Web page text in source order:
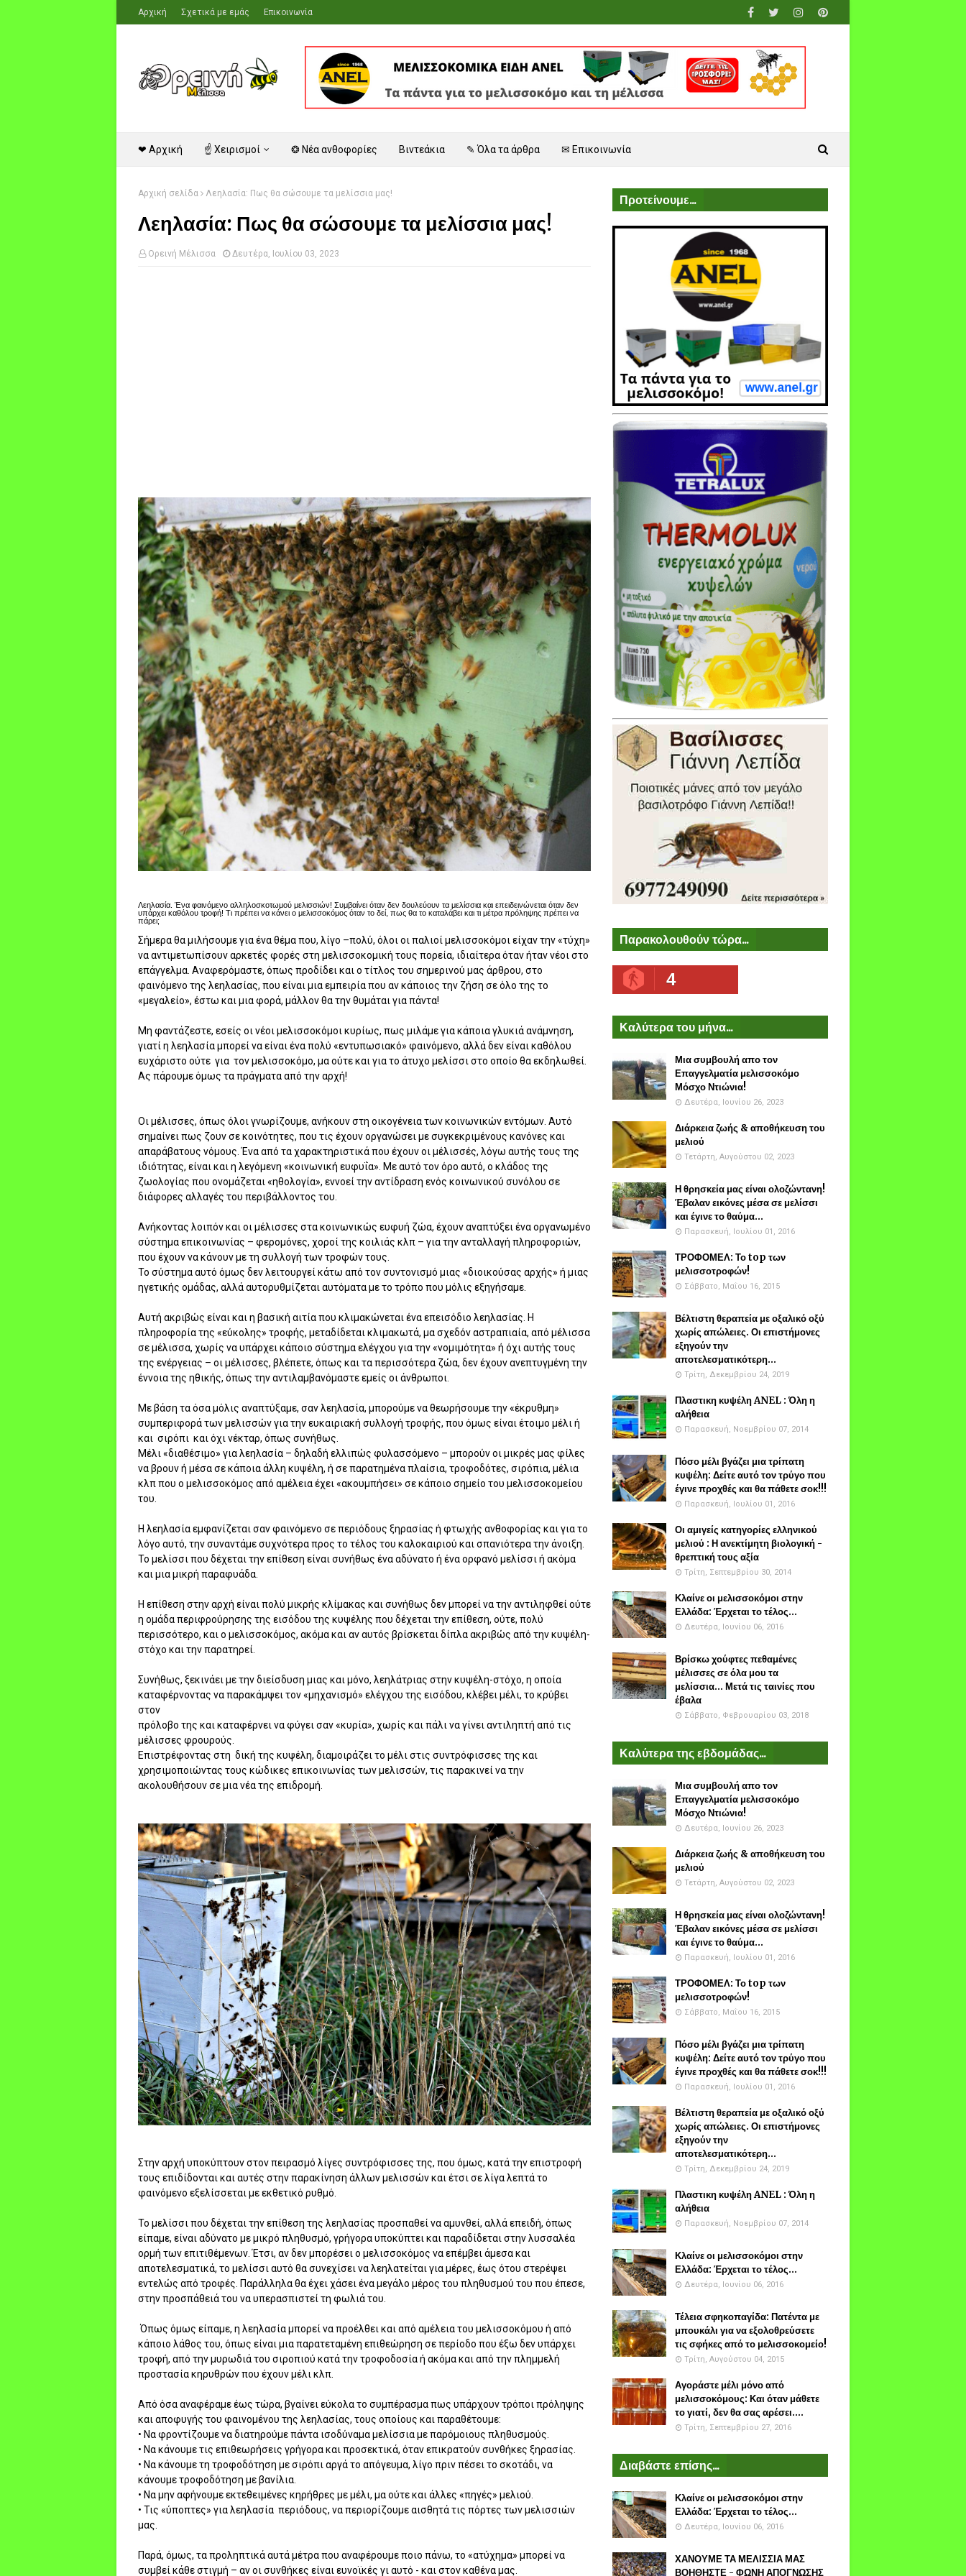
Αρχική Σχετικά με εμάς Επικοινωνία
❤ Αρχική ☝ Χειρισμοί ❂ Νέα ανθοφορίες Βιντεάκια ✎ Όλα τα άρθρα ✉ Επικοινωνία
Αρχική σελίδα Λεηλασία: Πως θα σώσουμε τα μελίσσια μας!
Λεηλασία: Πως θα σώσουμε τα μελίσσια μας!
Ορεινή Μέλισσα Δευτέρα, Ιουλίου 03, 2023
Λεηλασία. Ένα φαινόμενο αλληλοσκοτωμού μελισσιών! Συμβαίνει όταν δεν δουλεύουν τα μελίσσια και επειδεινώνεται όταν δεν
υπάρχει καθόλου τροφή! Τι πρέπει να κάνει ο μελισσοκόμος όταν το δεί, πως θα το καταλάβει και τι μέτρα πρόληψης πρέπει να
πάρει;
Σήμερα θα μιλήσουμε για ένα θέμα που, λίγο –πολύ, όλοι οι παλιοί μελισσοκόμοι είχαν την «τύχη»
να αντιμετωπίσουν αρκετές φορές στη μελισσοκομική τους πορεία, ιδιαίτερα όταν ήταν νέοι στο
επάγγελμα. Αναφερόμαστε, όπως προδίδει και ο τίτλος του σημερινού μας άρθρου, στο
φαινόμενο της λεηλασίας, που είναι μια εμπειρία που αν κάποιος την ζήση σε όλο της το
«μεγαλείο», έστω και μια φορά, μάλλον θα την θυμάται για πάντα!
Μη φαντάζεστε, εσείς οι νέοι μελισσοκόμοι κυρίως, πως μιλάμε για κάποια γλυκιά ανάμνηση,
γιατί η λεηλασία μπορεί να είναι ένα πολύ «εντυπωσιακό» φαινόμενο, αλλά δεν είναι καθόλου
ευχάριστο ούτε για τον μελισσοκόμο, μα ούτε και για το άτυχο μελίσσι στο οποίο θα εκδηλωθεί.
Ας πάρουμε όμως τα πράγματα από την αρχή!
Οι μέλισσες, όπως όλοι γνωρίζουμε, ανήκουν στη οικογένεια των κοινωνικών εντόμων. Αυτό
σημαίνει πως ζουν σε κοινότητες, που τις έχουν οργανώσει με συγκεκριμένους κανόνες και
απαράβατους νόμους. Ένα από τα χαρακτηριστικά που έχουν οι μέλισσές, λόγω αυτής τους της
ιδιότητας, είναι και η λεγόμενη «κοινωνική ευφυΐα». Με αυτό τον όρο αυτό, ο κλάδος της
ζωολογίας που ονομάζεται «ηθολογία», εννοεί την αντίδραση ενός κοινωνικού συνόλου σε
διάφορες αλλαγές του περιβάλλοντος του.
Ανήκοντας λοιπόν και οι μέλισσες στα κοινωνικώς ευφυή ζώα, έχουν αναπτύξει ένα οργανωμένο
σύστημα επικοινωνίας – φερομόνες, χοροί της κοιλιάς κλπ – για την ανταλλαγή πληροφοριών,
που έχουν να κάνουν με τη συλλογή των τροφών τους.
Το σύστημα αυτό όμως δεν λειτουργεί κάτω από τον συντονισμό μιας «διοικούσας αρχής» ή μιας
ηγετικής ομάδας, αλλά αυτορυθμίζεται αυτόματα με το τρόπο που μόλις εξηγήσαμε.
Αυτή ακριβώς είναι και η βασική αιτία που κλιμακώνεται ένα επεισόδιο λεηλασίας. Η
πληροφορία της «εύκολης» τροφής, μεταδίδεται κλιμακωτά, μα σχεδόν αστραπιαία, από μέλισσα
σε μέλισσα, χωρίς να υπάρχει κάποιο σύστημα ελέγχου για την «νομιμότητα» ή όχι αυτής τους
της ενέργειας – οι μέλισσες, βλέπετε, όπως και τα περισσότερα ζώα, δεν έχουν ανεπτυγμένη την
έννοια της ηθικής, όπως την αντιλαμβανόμαστε εμείς οι άνθρωποι.
Με βάση τα όσα μόλις αναπτύξαμε, σαν λεηλασία, μπορούμε να θεωρήσουμε την «έκρυθμη»
συμπεριφορά των μελισσών για την ευκαιριακή συλλογή τροφής, που όμως είναι έτοιμο μέλι ή
και σιρόπι και όχι νέκταρ, όπως συνήθως.
Μέλι «διαθέσιμο» για λεηλασία – δηλαδή ελλιπώς φυλασσόμενο – μπορούν οι μικρές μας φίλες
να βρουν ή μέσα σε κάποια άλλη κυψέλη, ή σε παρατημένα πλαίσια, τροφοδότες, σιρόπια, μέλια
κλπ που ο μελισσοκόμος από αμέλεια έχει «ακουμπήσει» σε κάποιο σημείο του μελισσοκομείου
του.
Η λεηλασία εμφανίζεται σαν φαινόμενο σε περιόδους ξηρασίας ή φτωχής ανθοφορίας και για το
λόγο αυτό, την συναντάμε συχνότερα προς το τέλος του καλοκαιριού και σπανιότερα την άνοιξη.
Το μελίσσι που δέχεται την επίθεση είναι συνήθως ένα αδύνατο ή ένα ορφανό μελίσσι ή ακόμα
και μια μικρή παραφυάδα.
Η επίθεση στην αρχή είναι πολύ μικρής κλίμακας και συνήθως δεν μπορεί να την αντιληφθεί ούτε
η ομάδα περιφρούρησης της εισόδου της κυψέλης που δέχεται την επίθεση, ούτε, πολύ
περισσότερο, και ο μελισσοκόμος, ακόμα και αν αυτός βρίσκεται δίπλα ακριβώς από την κυψέλη-
στόχο και την παρατηρεί.
Συνήθως, ξεκινάει με την διείσδυση μιας και μόνο, λεηλάτριας στην κυψέλη-στόχο, η οποία
καταφέρνοντας να παρακάμψει τον «μηχανισμό» ελέγχου της εισόδου, κλέβει μέλι, το κρύβει
στον
πρόλοβο της και καταφέρνει να φύγει σαν «κυρία», χωρίς και πάλι να γίνει αντιληπτή από τις
μέλισσες φρουρούς.
Επιστρέφοντας στη δική της κυψέλη, διαμοιράζει το μέλι στις συντρόφισσες της και
χρησιμοποιώντας τους κώδικες επικοινωνίας των μελισσών, τις παρακινεί να την
ακολουθήσουν σε μια νέα της επιδρομή.
Στην αρχή υποκύπτουν στον πειρασμό λίγες συντρόφισσες της, που όμως, κατά την επιστροφή
τους επιδίδονται και αυτές στην παρακίνηση άλλων μελισσών και έτσι σε λίγα λεπτά το
φαινόμενο εξελίσσεται με εκθετικό ρυθμό.
Το μελίσσι που δέχεται την επίθεση της λεηλασίας προσπαθεί να αμυνθεί, αλλά επειδή, όπως
είπαμε, είναι αδύνατο με μικρό πληθυσμό, γρήγορα υποκύπτει και παραδίδεται στην λυσσαλέα
ορμή των επιτιθέμενων. Έτσι, αν δεν μπορέσει ο μελισσοκόμος να επέμβει άμεσα και
αποτελεσματικά, το μελίσσι αυτό θα συνεχίσει να λεηλατείται για μέρες, έως ότου στερέψει
εντελώς από τροφές. Παράλληλα θα έχει χάσει ένα μεγάλο μέρος του πληθυσμού του που έπεσε,
στην προσπάθειά του να υπερασπιστεί τη φωλιά του.
Όπως όμως είπαμε, η λεηλασία μπορεί να προέλθει και από αμέλεια του μελισσοκόμου ή από
κάποιο λάθος του, όπως είναι μια παρατεταμένη επιθεώρηση σε περίοδο που έξω δεν υπάρχει
τροφή, από την μυρωδιά του σιροπιού κατά την τροφοδοσία ή ακόμα και από την πλημμελή
προστασία κηρυθρών που έχουν μέλι κλπ.
Από όσα αναφέραμε έως τώρα, βγαίνει εύκολα το συμπέρασμα πως υπάρχουν τρόποι πρόληψης
και αποφυγής του φαινομένου της λεηλασίας, τους οποίους και παραθέτουμε:
• Να φροντίζουμε να διατηρούμε πάντα ισοδύναμα μελίσσια με παρόμοιους πληθυσμούς.
• Να κάνουμε τις επιθεωρήσεις γρήγορα και προσεκτικά, όταν επικρατούν συνθήκες ξηρασίας.
• Να κάνουμε τη τροφοδότηση με σιρόπι αργά το απόγευμα, λίγο πριν πέσει το σκοτάδι, να
κάνουμε τροφοδότηση με βανίλια.
• Να μην αφήνουμε εκτεθειμένες κηρήθρες με μέλι, μα ούτε και άλλες «πηγές» μελιού.
• Τις «ύποπτες» για λεηλασία περιόδους, να περιορίζουμε αισθητά τις πόρτες των μελισσιών
μας.
Παρά, όμως, τα προληπτικά αυτά μέτρα που αναφέρουμε ποιο πάνω, το «ατύχημα» μπορεί να
συμβεί κάθε στιγμή – αν οι συνθήκες είναι ευνοϊκές γι αυτό - και στον καθένα μας.
Προτείνουμε...
Παρακολουθούν τώρα...
4
Καλύτερα του μήνα...
Μια συμβουλή απο τον
Επαγγελματία μελισσοκόμο
Μόσχο Ντιώνια!
Δευτέρα, Ιουνίου 26, 2023
Διάρκεια ζωής & αποθήκευση του
μελιού
Τετάρτη, Αυγούστου 02, 2023
Η θρησκεία μας είναι ολοζώντανη!
Έβαλαν εικόνες μέσα σε μελίσσι
και έγινε το θαύμα...
Παρασκευή, Ιουλίου 01, 2016
ΤΡΟΦΟΜΕΛ: Το top των
μελισσοτροφών!
Σάββατο, Μαΐου 16, 2015
Βέλτιστη θεραπεία με οξαλικό οξύ
χωρίς απώλειες. Οι επιστήμονες
εξηγούν την
αποτελεσματικότερη...
Τρίτη, Δεκεμβρίου 24, 2019
Πλαστικη κυψέλη ANEL : Όλη η
αλήθεια
Παρασκευή, Νοεμβρίου 07, 2014
Πόσο μέλι βγάζει μια τρίπατη
κυψέλη: Δείτε αυτό τον τρύγο που
έγινε προχθές και θα πάθετε σοκ!!!
Παρασκευή, Ιουλίου 01, 2016
Οι αμιγείς κατηγορίες ελληνικού
μελιού : Η ανεκτίμητη βιολογική -
θρεπτική τους αξία
Τρίτη, Σεπτεμβρίου 30, 2014
Κλαίνε οι μελισσοκόμοι στην
Ελλάδα: Έρχεται το τέλος...
Δευτέρα, Ιουνίου 06, 2016
Βρίσκω χούφτες πεθαμένες
μέλισσες σε όλα μου τα
μελίσσια... Μετά τις ταινίες που
έβαλα
Σάββατο, Φεβρουαρίου 03, 2018
Καλύτερα της εβδομάδας...
Μια συμβουλή απο τον
Επαγγελματία μελισσοκόμο
Μόσχο Ντιώνια!
Δευτέρα, Ιουνίου 26, 2023
Διάρκεια ζωής & αποθήκευση του
μελιού
Τετάρτη, Αυγούστου 02, 2023
Η θρησκεία μας είναι ολοζώντανη!
Έβαλαν εικόνες μέσα σε μελίσσι
και έγινε το θαύμα...
Παρασκευή, Ιουλίου 01, 2016
ΤΡΟΦΟΜΕΛ: Το top των
μελισσοτροφών!
Σάββατο, Μαΐου 16, 2015
Πόσο μέλι βγάζει μια τρίπατη
κυψέλη: Δείτε αυτό τον τρύγο που
έγινε προχθές και θα πάθετε σοκ!!!
Παρασκευή, Ιουλίου 01, 2016
Βέλτιστη θεραπεία με οξαλικό οξύ
χωρίς απώλειες. Οι επιστήμονες
εξηγούν την
αποτελεσματικότερη...
Τρίτη, Δεκεμβρίου 24, 2019
Πλαστικη κυψέλη ANEL : Όλη η
αλήθεια
Παρασκευή, Νοεμβρίου 07, 2014
Κλαίνε οι μελισσοκόμοι στην
Ελλάδα: Έρχεται το τέλος...
Δευτέρα, Ιουνίου 06, 2016
Τέλεια σφηκοπαγίδα: Πατέντα με
μπουκάλι για να εξολοθρεύσετε
τις σφήκες από το μελισσοκομείο!
Τρίτη, Αυγούστου 04, 2015
Αγοράστε μέλι μόνο από
μελισσοκόμους: Και όταν μάθετε
το γιατί, δεν θα σας αρέσει....
Τρίτη, Σεπτεμβρίου 27, 2016
Διαβάστε επίσης...
Κλαίνε οι μελισσοκόμοι στην
Ελλάδα: Έρχεται το τέλος...
Δευτέρα, Ιουνίου 06, 2016
ΧΑΝΟΥΜΕ ΤΑ ΜΕΛΙΣΣΙΑ ΜΑΣ
ΒΟΗΘΗΣΤΕ - ΦΩΝΗ ΑΠΟΓΝΩΣΗΣ